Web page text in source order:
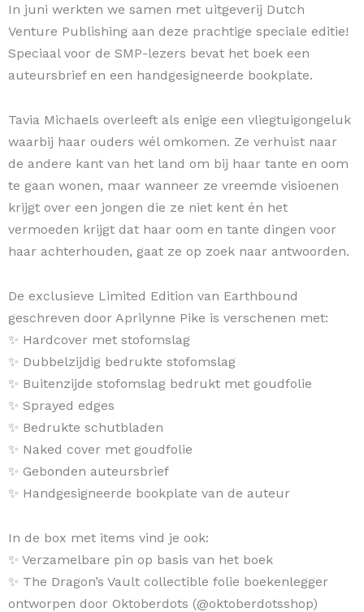
In juni werkten we samen met uitgeverij Dutch
Venture Publishing aan deze prachtige speciale editie!
Speciaal voor de SMP-lezers bevat het boek een
auteursbrief en een handgesigneerde bookplate.
Tavia Michaels overleeft als enige een vliegtuigongeluk
waarbij haar ouders wél omkomen. Ze verhuist naar
de andere kant van het land om bij haar tante en oom
te gaan wonen, maar wanneer ze vreemde visioenen
krijgt over een jongen die ze niet kent én het
vermoeden krijgt dat haar oom en tante dingen voor
haar achterhouden, gaat ze op zoek naar antwoorden.
De exclusieve Limited Edition van Earthbound
geschreven door Aprilynne Pike is verschenen met:
✨ Hardcover met stofomslag
✨ Dubbelzijdig bedrukte stofomslag
✨ Buitenzijde stofomslag bedrukt met goudfolie
✨ Sprayed edges
✨ Bedrukte schutbladen
✨ Naked cover met goudfolie
✨ Gebonden auteursbrief
✨ Handgesigneerde bookplate van de auteur
In de box met items vind je ook:
✨ Verzamelbare pin op basis van het boek
✨ The Dragon’s Vault collectible folie boekenlegger
ontworpen door Oktoberdots (@oktoberdotsshop)